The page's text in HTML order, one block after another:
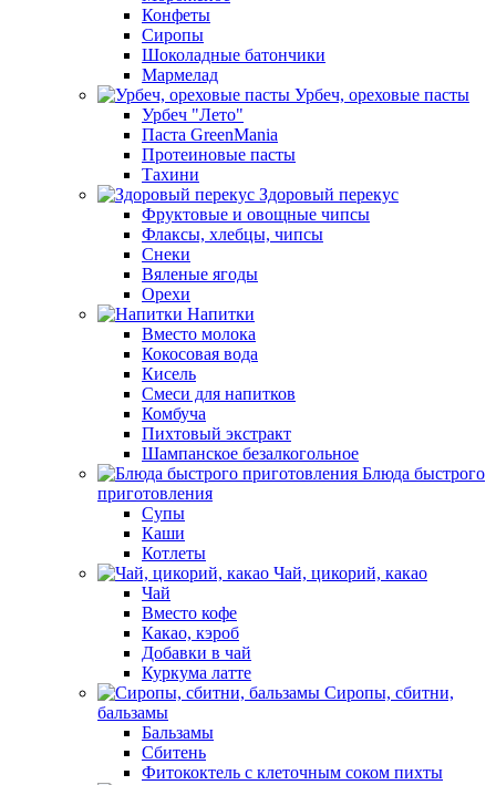
Конфеты
Сиропы
Шоколадные батончики
Мармелад
Урбеч, ореховые пасты
Урбеч "Лето"
Паста GreenMania
Протеиновые пасты
Тахини
Здоровый перекус
Фруктовые и овощные чипсы
Флаксы, хлебцы, чипсы
Снеки
Вяленые ягоды
Орехи
Напитки
Вместо молока
Кокосовая вода
Кисель
Смеси для напитков
Комбуча
Пихтовый экстракт
Шампанское безалкогольное
Блюда быстрого
приготовления
Супы
Каши
Котлеты
Чай, цикорий, какао
Чай
Вместо кофе
Какао, кэроб
Добавки в чай
Куркума латте
Сиропы, сбитни,
бальзамы
Бальзамы
Сбитень
Фитококтель с клеточным соком пихты